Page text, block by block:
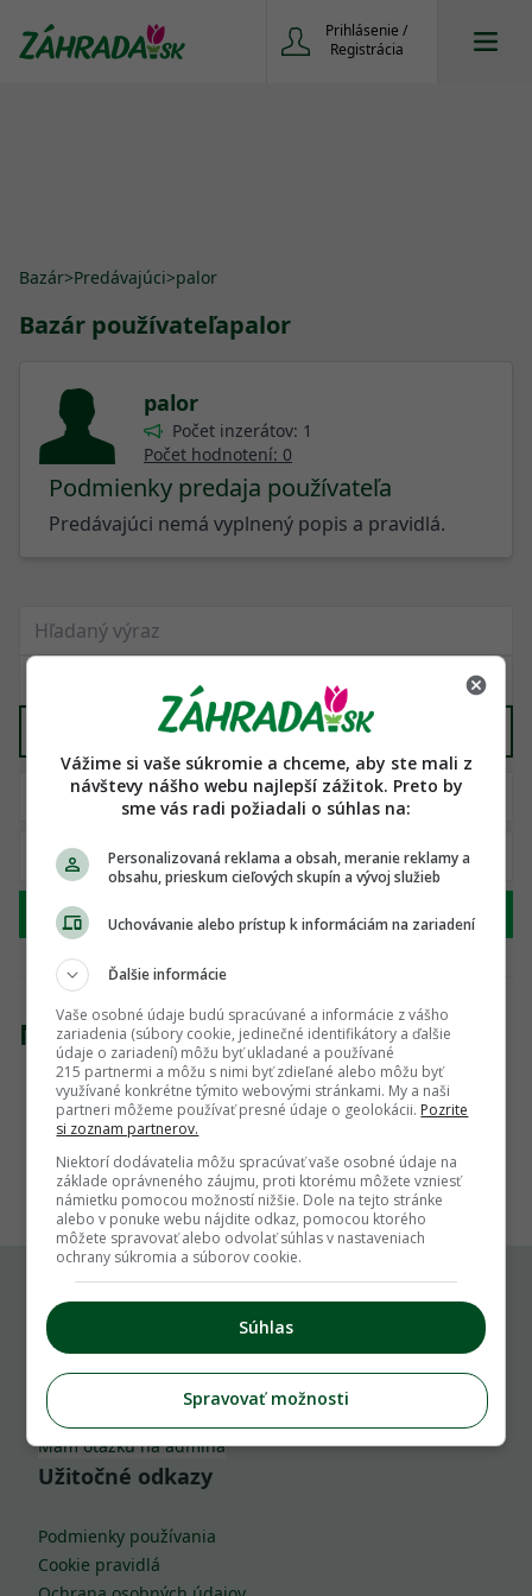
Prihlásenie /
Registrácia
Bazár>Predávajúci>palor
Bazár používateľapalor
palor
Počet inzerátov: 1
Počet hodnotení: 0
Podmienky predaja používateľa
Predávajúci nemá vyplnený popis a pravidlá.
Stavebný materiál
Hľadať
Nenašli sme žiadny produkt
1
Komu môžeš napísať
info@zahrada.sk
Nahlás chybu
Mám otázku na admina
Užitočné odkazy
Podmienky používania
Cookie pravidlá
Vážime si vaše súkromie a chceme, aby ste mali z
návštevy nášho webu najlepší zážitok. Preto by
sme vás radi požiadali o súhlas na:
Personalizovaná reklama a obsah, meranie reklamy a
obsahu, prieskum cieľových skupín a vývoj služieb
Uchovávanie alebo prístup k informáciám na zariadení
Ďalšie informácie
Vaše osobné údaje budú spracúvané a informácie z vášho
zariadenia (súbory cookie, jedinečné identifikátory a ďalšie
údaje o zariadení) môžu byť ukladané a používané
215 partnermi a môžu s nimi byť zdieľané alebo môžu byť
využívané konkrétne týmito webovými stránkami. My a naši
partneri môžeme používať presné údaje o geolokácii. Pozrite
si zoznam partnerov.
Niektorí dodávatelia môžu spracúvať vaše osobné údaje na
základe oprávneného záujmu, proti ktorému môžete vzniesť
námietku pomocou možností nižšie. Dole na tejto stránke
alebo v ponuke webu nájdite odkaz, pomocou ktorého
môžete spravovať alebo odvolať súhlas v nastaveniach
ochrany súkromia a súborov cookie.
Súhlas
Spravovať možnosti